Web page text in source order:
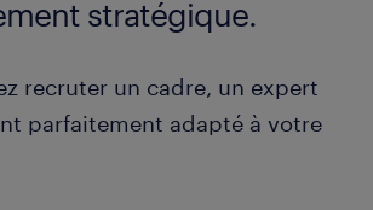
stratégique.
recruter un cadre, un expert
parfaitement adapté à votre